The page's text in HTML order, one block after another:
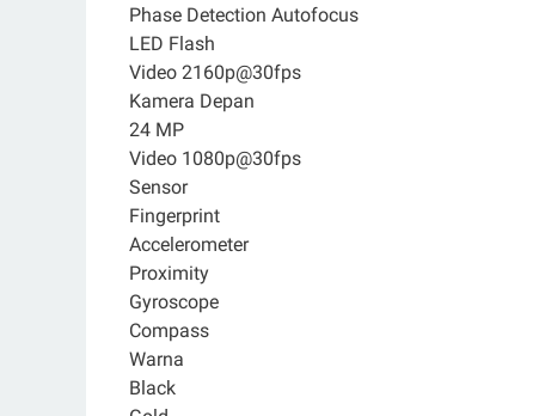
Phase Detection Autofocus
LED Flash
Video 2160p@30fps
Kamera Depan
24 MP
Video 1080p@30fps
Sensor
Fingerprint
Accelerometer
Proximity
Gyroscope
Compass
Warna
Black